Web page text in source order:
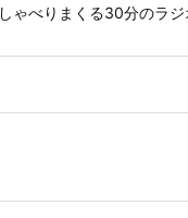
ゃべりまくる30分のラ